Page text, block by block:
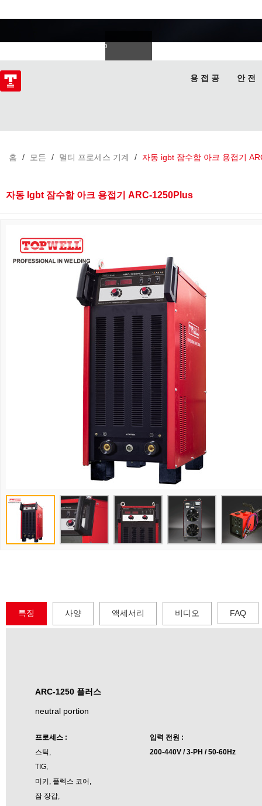
Italiano
용 접 공 안 전
홈 / 모든 / 멀티 프로세스 기계 / 자동 igbt 잠수함 아크 용접기
자동 Igbt 잠수함 아크 용접기 ARC-1250Plus
특징 사양 액세서리 비디오 FAQ
ARC-1250 플러스
neutral portion
프로세스 :
스틱,
TIG,
미키, 플렉스 코어,
잠 장갑,
입력 전원 :
200-440V / 3-PH / 50-60Hz